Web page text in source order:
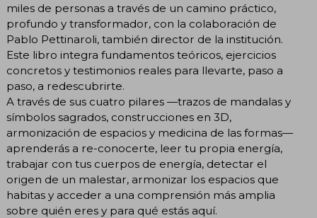
miles de personas a través de un camino práctico,
profundo y transformador, con la colaboración de
Pablo Pettinaroli, también director de la institución.
Este libro integra fundamentos teóricos, ejercicios
concretos y testimonios reales para llevarte, paso a
paso, a redescubrirte.
A través de sus cuatro pilares —trazos de mandalas y
símbolos sagrados, construcciones en 3D,
armonización de espacios y medicina de las formas—
aprenderás a re-conocerte, leer tu propia energía,
trabajar con tus cuerpos de energía, detectar el
origen de un malestar, armonizar los espacios que
habitas y acceder a una comprensión más amplia
sobre quién eres y para qué estás aquí.